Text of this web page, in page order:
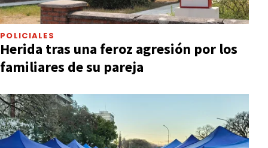
POLICIALES
Herida tras una feroz agresión por los
familiares de su pareja